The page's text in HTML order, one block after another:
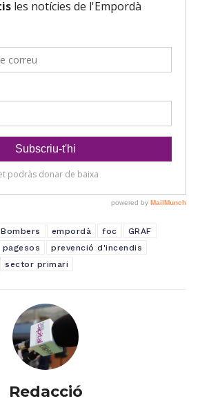
Bombers empordà foc
GRAF
pagesos
prevenció d'incendis
sector primari
Redacció